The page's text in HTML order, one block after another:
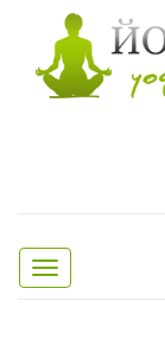
Toggle
navigation